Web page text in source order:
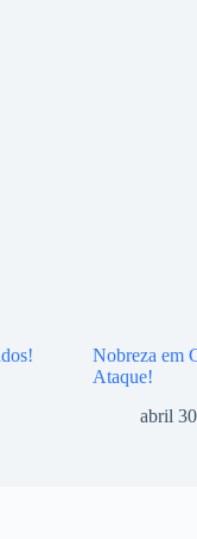
Nobreza em
Ataque!
abril